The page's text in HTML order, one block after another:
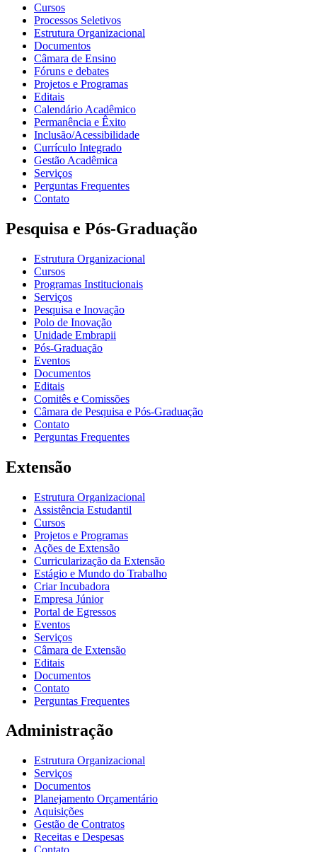
Cursos
Processos Seletivos
Estrutura Organizacional
Documentos
Câmara de Ensino
Fóruns e debates
Projetos e Programas
Editais
Calendário Acadêmico
Permanência e Êxito
Inclusão/Acessibilidade
Currículo Integrado
Gestão Acadêmica
Serviços
Perguntas Frequentes
Contato
Pesquisa e Pós-Graduação
Estrutura Organizacional
Cursos
Programas Institucionais
Serviços
Pesquisa e Inovação
Polo de Inovação
Unidade Embrapii
Pós-Graduação
Eventos
Documentos
Editais
Comitês e Comissões
Câmara de Pesquisa e Pós-Graduação
Contato
Perguntas Frequentes
Extensão
Estrutura Organizacional
Assistência Estudantil
Cursos
Projetos e Programas
Ações de Extensão
Curricularização da Extensão
Estágio e Mundo do Trabalho
Criar Incubadora
Empresa Júnior
Portal de Egressos
Eventos
Serviços
Câmara de Extensão
Editais
Documentos
Contato
Perguntas Frequentes
Administração
Estrutura Organizacional
Serviços
Documentos
Planejamento Orçamentário
Aquisições
Gestão de Contratos
Receitas e Despesas